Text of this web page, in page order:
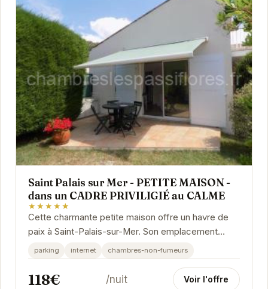
Saint Palais sur Mer - PETITE MAISON -
dans un CADRE PRIVILIGIÉ au CALME
★★★★★
Cette charmante petite maison offre un havre de
paix à Saint-Palais-sur-Mer. Son emplacement
privilégié, au calme et proche de l'océan, en fait...
parking internet chambres-non-fumeurs
118€ /nuit Voir l'offre